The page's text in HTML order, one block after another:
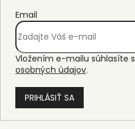
Email
Vložením e-mailu súhlasíte s
osobných údajov.
PRIHLÁSIŤ SA